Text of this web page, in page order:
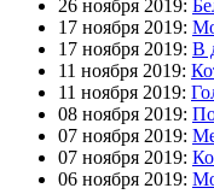
26 ноября 2019:
17 ноября 2019:
17 ноября 2019: В
11 ноября 2019:
11 ноября 2019:
08 ноября 2019:
07 ноября 2019:
07 ноября 2019:
06 ноября 2019: